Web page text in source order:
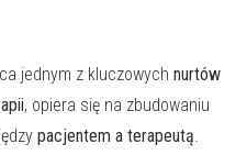
jednym z kluczowych nurtów
, opiera się na zbudowaniu
pacjentem a terapeutą.